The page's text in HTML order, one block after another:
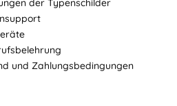
der Typenschilder
und Zahlungsbedingungen